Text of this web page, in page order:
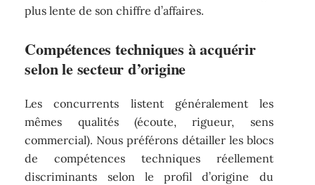
plus lente de son chiffre d’affaires.
Compétences techniques à acquérir
selon le secteur d’origine
Les concurrents listent généralement les
mêmes qualités (écoute, rigueur, sens
commercial). Nous préférons détailler les blocs
de compétences techniques réellement
discriminants selon le profil d’origine du